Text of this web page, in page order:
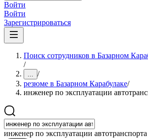
Войти
Войти
Зарегистрироваться
Поиск сотрудников в Базарном
/
... /
резюме в Базарном Карабулаке/
инженер по эксплуатации
инженер по эксплуатации автотранспорта